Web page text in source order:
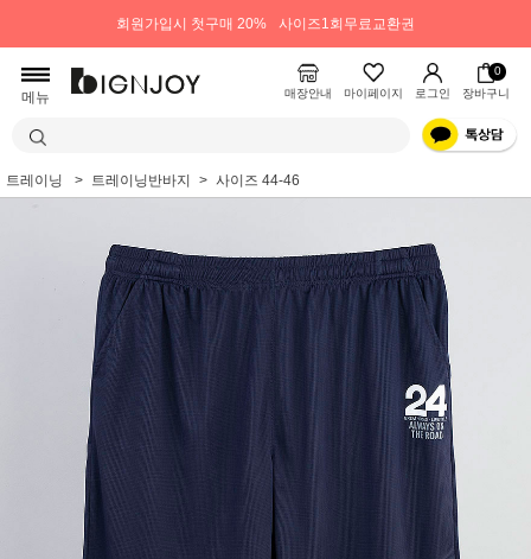
회원가입시 첫구매 20% 사이즈1회무료교환권
메뉴 매장안내 마이페이지 로그인
0
장바구니
트레이닝 트레이닝반바지 사이즈 44-46